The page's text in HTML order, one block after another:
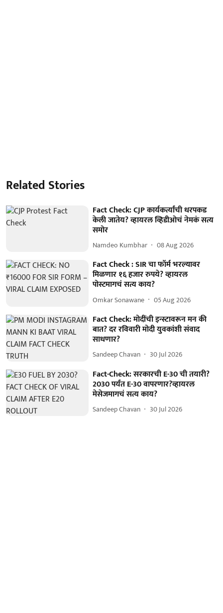
Related Stories
Fact Check: CJP कार्यकर्त्यांची धरपकड
केली जातेय? व्हायरल व्हिडीओचं नेमकं सत्य
समोर
Namdeo Kumbhar 08 Aug 2026
Fact Check : SIR चा फॉर्म भरल्यावर
मिळणार १६ हजार रुपये? व्हायरल
पोस्टमागचं सत्य काय?
Omkar Sonawane 05 Aug 2026
Fact Check: मोदींची इन्स्टावरून मन की
बात? दर रविवारी मोदी युवकांशी संवाद
साधणार?
Sandeep Chavan 30 Jul 2026
Fact-Check: सरकारची E-30 ची तयारी?
2030 पर्यंत E-30 वापरणार?व्हायरल
मेसेजमागचं सत्य काय?
Sandeep Chavan 30 Jul 2026